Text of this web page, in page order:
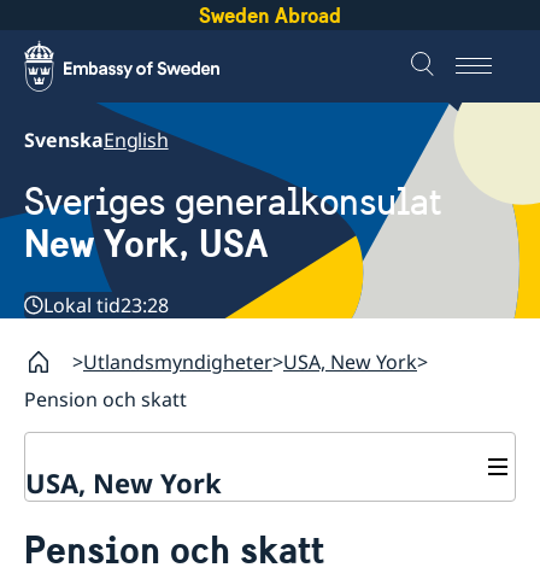
Sweden Abroad
SvenskaEnglish
Sveriges generalkonsulat
New York, USA
Lokal tid23:28
Utlandsmyndigheter USA, New York
Pension och skatt
USA, New York
Om oss
Pension och skatt